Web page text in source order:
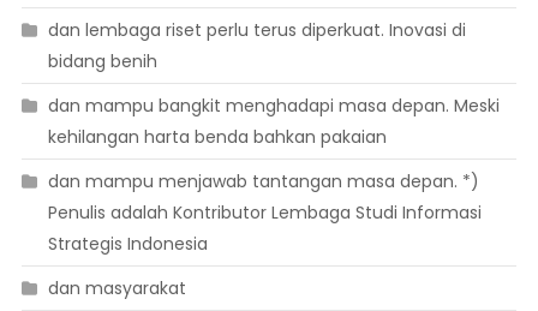
dan lembaga riset perlu terus diperkuat. Inovasi di
bidang benih
dan mampu bangkit menghadapi masa depan. Meski
kehilangan harta benda bahkan pakaian
dan mampu menjawab tantangan masa depan. *)
Penulis adalah Kontributor Lembaga Studi Informasi
Strategis Indonesia
dan masyarakat